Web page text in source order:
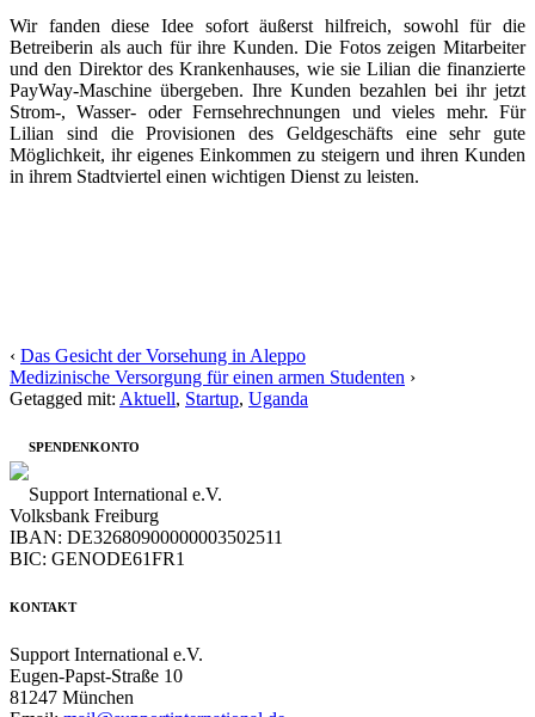
Wir fanden diese Idee sofort äußerst hilfreich, sowohl für die
Betreiberin als auch für ihre Kunden. Die Fotos zeigen Mitarbeiter
und den Direktor des Krankenhauses, wie sie Lilian die finanzierte
PayWay-Maschine übergeben. Ihre Kunden bezahlen bei ihr jetzt
Strom-, Wasser- oder Fernsehrechnungen und vieles mehr. Für
Lilian sind die Provisionen des Geldgeschäfts eine sehr gute
Möglichkeit, ihr eigenes Einkommen zu steigern und ihren Kunden
in ihrem Stadtviertel einen wichtigen Dienst zu leisten.
‹ Das Gesicht der Vorsehung in Aleppo
Medizinische Versorgung für einen armen Studenten ›
Getagged mit: Aktuell, Startup, Uganda
SPENDENKONTO
Support International e.V.
Volksbank Freiburg
IBAN: DE32680900000003502511
BIC: GENODE61FR1
KONTAKT
Support International e.V.
Eugen-Papst-Straße 10
81247 München